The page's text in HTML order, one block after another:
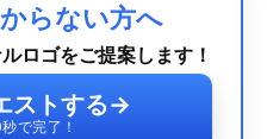
らない方へ
ロゴをご提案します！
ストする→
で完了！